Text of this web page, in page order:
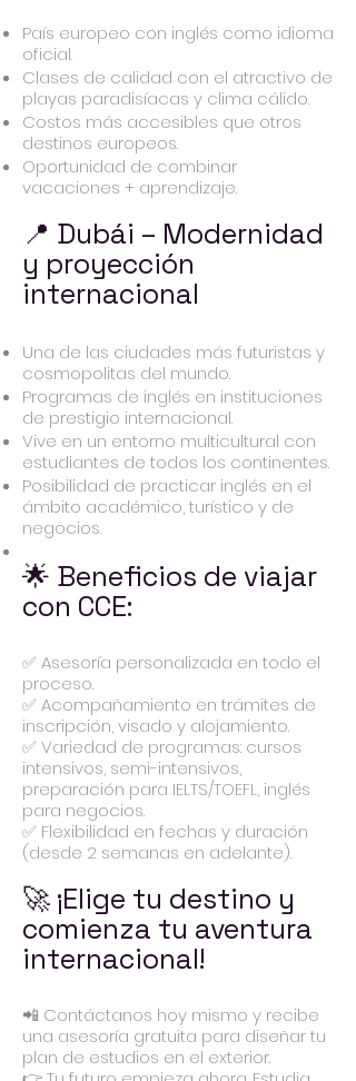
País europeo con inglés como idioma
oficial.
Clases de calidad con el atractivo de
playas paradisíacas y clima cálido.
Costos más accesibles que otros
destinos europeos.
Oportunidad de combinar
vacaciones + aprendizaje.
📍 Dubái – Modernidad
y proyección
internacional
Una de las ciudades más futuristas y
cosmopolitas del mundo.
Programas de inglés en instituciones
de prestigio internacional.
Vive en un entorno multicultural con
estudiantes de todos los continentes.
Posibilidad de practicar inglés en el
ámbito académico, turístico y de
negocios.
🌟 Beneficios de viajar
con CCE:
✅ Asesoría personalizada en todo el
proceso.
✅ Acompañamiento en trámites de
inscripción, visado y alojamiento.
✅ Variedad de programas: cursos
intensivos, semi-intensivos,
preparación para IELTS/TOEFL, inglés
para negocios.
✅ Flexibilidad en fechas y duración
(desde 2 semanas en adelante).
🚀 ¡Elige tu destino y
comienza tu aventura
internacional!
📲 Contáctanos hoy mismo y recibe
una asesoría gratuita para diseñar tu
plan de estudios en el exterior.